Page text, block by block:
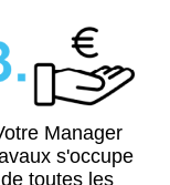
Manager
s'occupe
de toutes les